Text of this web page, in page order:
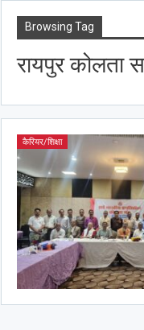
Browsing Tag
रायपुर कोलता
कैरियर/शिक्षा